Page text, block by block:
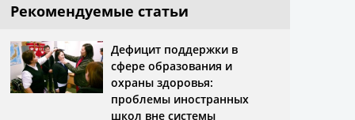
العربية
Рекомендуемые статьи
Дефицит поддержки в
сфере образования и
охраны здоровья:
проблемы иностранных
школ вне системы